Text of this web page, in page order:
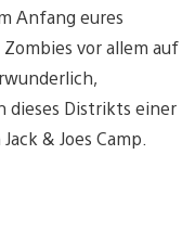
Anfang eures
vor allem auf
dieses Distrikts einer
& Joes Camp.